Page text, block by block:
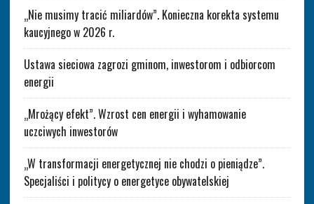
„Nie musimy tracić miliardów”. Konieczna korekta systemu
kaucyjnego w 2026 r.
Ustawa sieciowa zagrozi gminom, inwestorom i odbiorcom
energii
„Mrożący efekt”. Wzrost cen energii i wyhamowanie
uczciwych inwestorów
„W transformacji energetycznej nie chodzi o pieniądze”.
Specjaliści i politycy o energetyce obywatelskiej